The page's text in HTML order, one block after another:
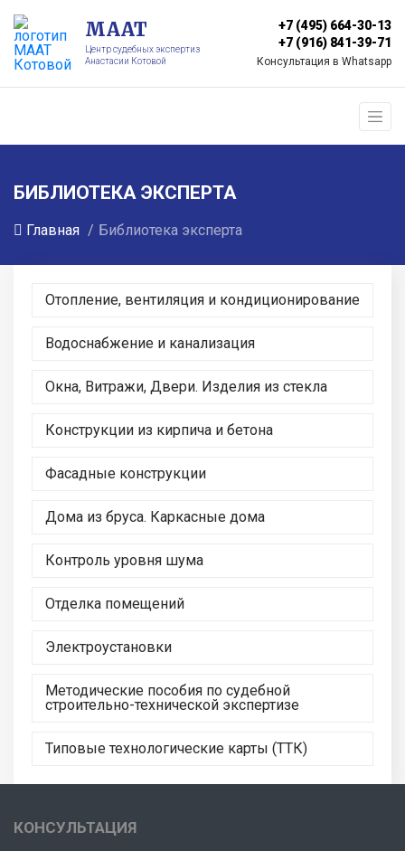
МААТ
Центр судебных экспертиз
Анастасии Котовой
+7 (495) 664-30-13
+7 (916) 841-39-71
Консультация в Whatsapp
БИБЛИОТЕКА ЭКСПЕРТА
Главная Библиотека эксперта
Отопление, вентиляция и кондиционирование
Водоснабжение и канализация
Окна, Витражи, Двери. Изделия из стекла
Конструкции из кирпича и бетона
Фасадные конструкции
Дома из бруса. Каркасные дома
Контроль уровня шума
Отделка помещений
Электроустановки
Методические пособия по судебной
строительно-технической экспертизе
Типовые технологические карты (ТТК)
КОНСУЛЬТАЦИЯ